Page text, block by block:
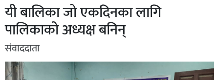
यी बालिका जो एकदिनका लागि
पालिकाको अध्यक्ष बनिन्
संवाददाता